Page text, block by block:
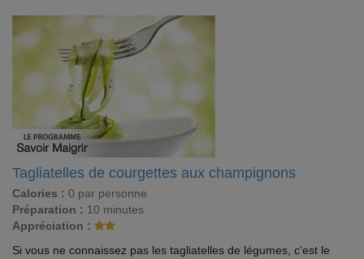
Tagliatelles de courgettes aux champignons
Calories : 0 par personne
Préparation : 10 minutes
Appréciation :
Si vous ne connaissez pas les tagliatelles de légumes, c'est le